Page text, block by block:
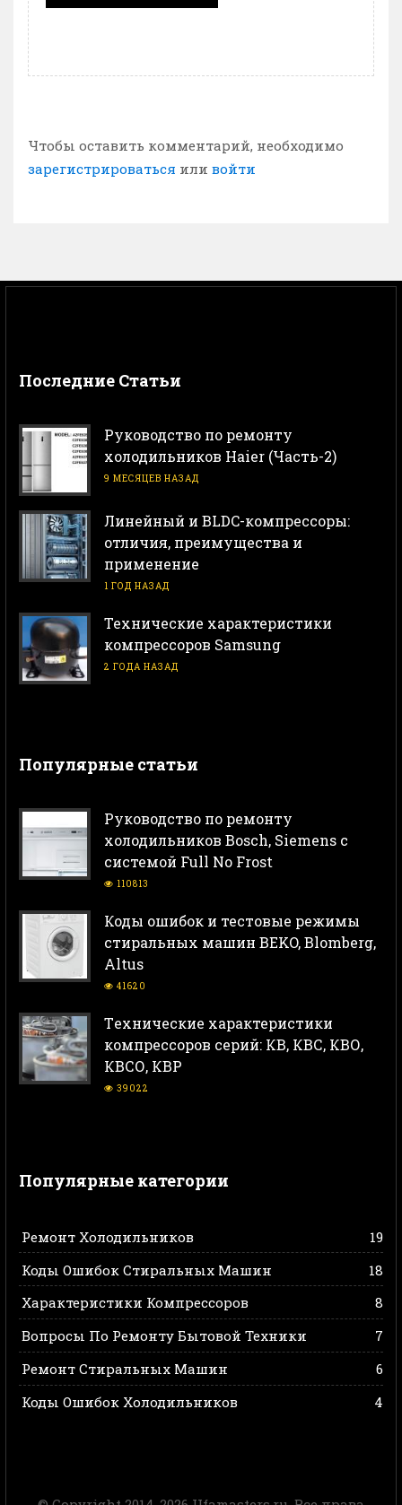
Чтобы оставить комментарий, необходимо
зарегистрироваться или войти
Последние Статьи
Руководство по ремонту
холодильников Haier (Часть-2)
9 МЕСЯЦЕВ НАЗАД
Линейный и BLDC-компрессоры:
отличия, преимущества и
применение
1 ГОД НАЗАД
Технические характеристики
компрессоров Samsung
2 ГОДА НАЗАД
Популярные статьи
Руководство по ремонту
холодильников Bosch, Siemens с
системой Full No Frost
110813
Коды ошибок и тестовые режимы
стиральных машин BEKO, Blomberg,
Altus
41620
Тeхнические характеристики
компрессоров серий: КВ, КВС, КВО,
КВСО, КВР
39022
Популярные категории
Ремонт Холодильников
19
Коды Ошибок Стиральных Машин
18
Характеристики Компрессоров
8
Вопросы По Ремонту Бытовой Техники
7
Ремонт Стиральных Машин
6
Коды Ошибок Холодильников
4